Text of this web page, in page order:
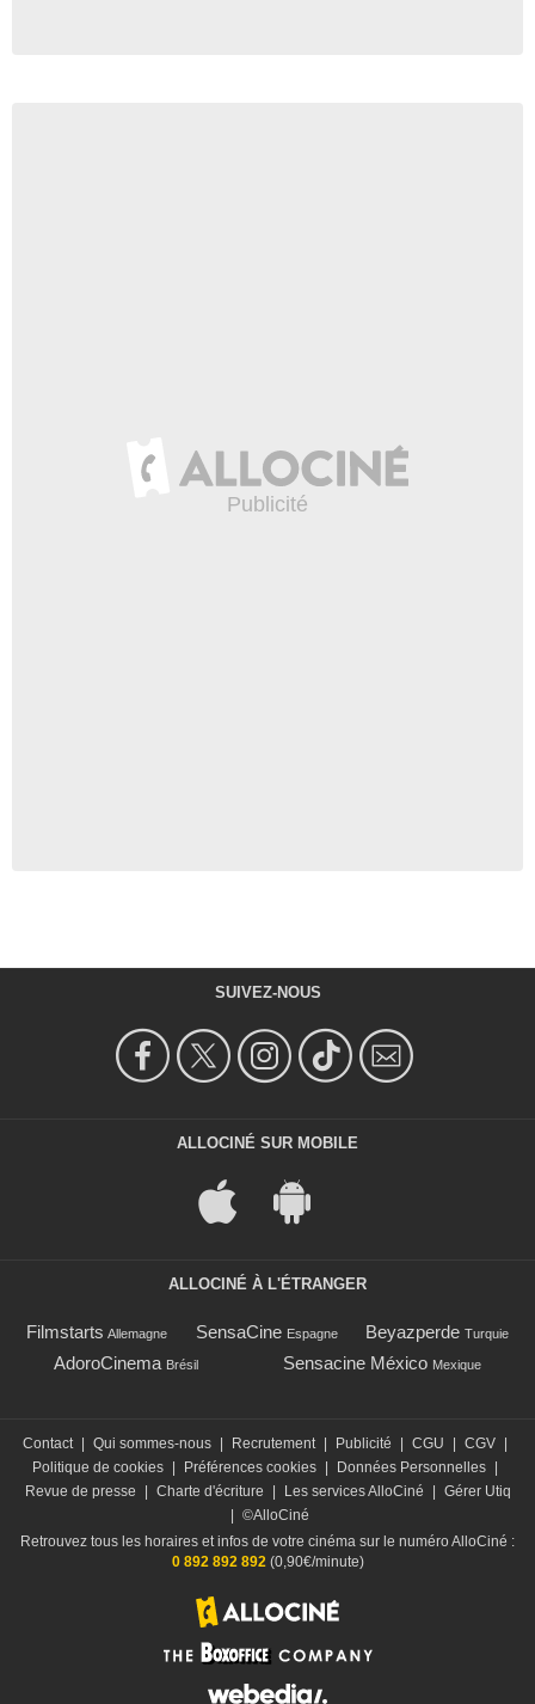
SUIVEZ-NOUS
ALLOCINÉ SUR MOBILE
ALLOCINÉ À L'ÉTRANGER
Filmstarts Allemagne SensaCine Espagne Beyazperde Turquie
AdoroCinema Brésil Sensacine México Mexique
Contact Qui sommes-nous Recrutement Publicité CGU CGV
Politique de cookies
Préférences cookies Données Personnelles
Revue de presse
Charte d'écriture Les services AlloCiné
Gérer Utiq
©AlloCiné
Retrouvez tous les horaires et infos de votre cinéma sur le numéro AlloCiné :
0 892 892 892(0,90€/minute)